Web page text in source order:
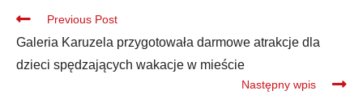
Previous Post
Galeria Karuzela przygotowała darmowe atrakcje dla
dzieci spędzających wakacje w mieście
Następny wpis